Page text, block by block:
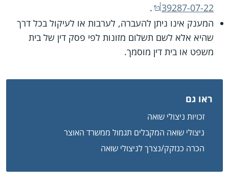
39287-07-22
.
המענק אינו ניתן להעברה, לערבות או לעיקול בכל דרך
שהיא אלא לשם תשלום מזונות לפי פסק דין של בית
משפט או בית דין מוסמך.
ראו גם
זכויות ניצולי שואה
ניצולי שואה המקבלים תגמול ממשרד האוצר
הכרה כנזקק/נצרך לניצולי שואה